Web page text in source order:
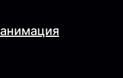
анимация